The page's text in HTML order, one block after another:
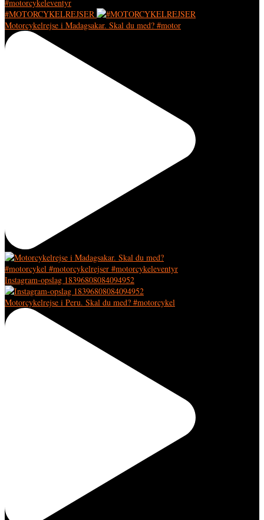
#MOTORCYKELREJSER
Motorcykelrejse i Madagsakar. Skal du med? #motor
Instagram-opslag 18396808084094952
Motorcykelrejse i Peru. Skal du med? #motorcykel